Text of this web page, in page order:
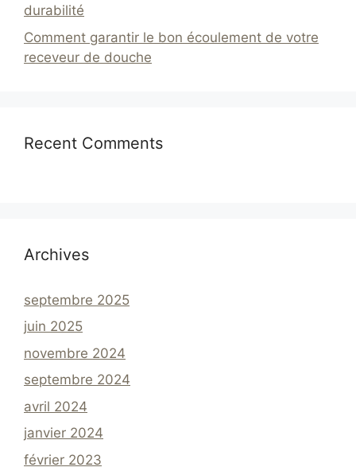
durabilité
Comment garantir le bon écoulement de votre
receveur de douche
Recent Comments
Archives
septembre 2025
juin 2025
novembre 2024
septembre 2024
avril 2024
janvier 2024
février 2023